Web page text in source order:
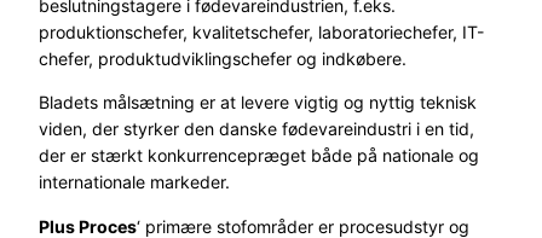
beslutningstagere i fødevareindustrien, f.eks.
produktionschefer, kvalitetschefer, laboratoriechefer, IT-
chefer, produktudviklingschefer og indkøbere.
Bladets målsætning er at levere vigtig og nyttig teknisk
viden, der styrker den danske fødevareindustri i en tid,
der er stærkt konkurrencepræget både på nationale og
internationale markeder.
Plus Proces‘ primære stofområder er procesudstyr og